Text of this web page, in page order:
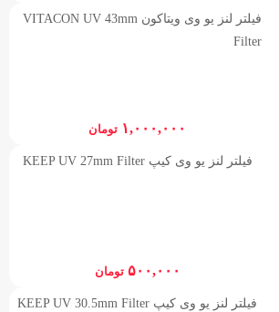
فیلتر لنز یو وی ویتاکون VITACON UV 43mm
Filter
۱,۰۰۰,۰۰۰ تومان
فیلتر لنز یو وی کیپ KEEP UV 27mm Filter
۵۰۰,۰۰۰ تومان
فیلتر لنز یو وی کیپ KEEP UV 30.5mm Filter